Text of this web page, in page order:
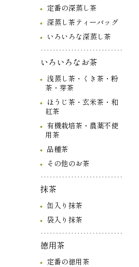
定番の深蒸し茶
深蒸し茶ティーバッグ
いろいろな深蒸し茶
いろいろなお茶
浅蒸し茶・くき茶・粉
茶・芽茶
ほうじ茶・玄米茶・和
紅茶
有機栽培茶・農薬不使
用茶
品種茶
その他のお茶
抹茶
缶入り抹茶
袋入り抹茶
徳用茶
定番の徳用茶